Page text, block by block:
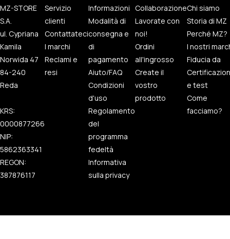
MZ-STORE
S.A.
ul. Cypriana
Kamila
Norwida 47
84-240
Reda
KRS:
0000877266
NIP:
5862363341
REGON:
387876117
Servizio
clienti
Contattateci
I marchi
Reclami e
resi
Informazioni
Modalità di
consegna e
di
pagamento
Aiuto/FAQ
Condizioni
d'uso
Regolamento
del
programma
fedeltà
Informativa
sulla privacy
Collaborazione
Lavorate con
noi!
Ordini
all'ingrosso
Create il
vostro
prodotto
Chi siamo
Storia di MZ
Perché MZ?
I nostri
Fiducia da
e test
Come
facciamo?